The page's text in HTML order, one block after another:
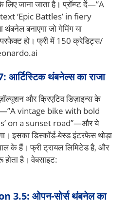
जाना जाता है। प्रॉम्प्ट दें—”A
‘Epic Battles’ in fiery
बनाएगा जो गेमिंग या
हो। फ्री में 150 क्रेडिट्स/
थंबनेल्स का राजा
और क्रिएटिव डिज़ाइन्स के
vintage bike with bold
on a sunset road”—और ये
इसका डिस्कॉर्ड-बेस्ड इंटरफेस थोड़ा
के हैं। फ्री ट्रायल लिमिटेड है, और
है। वेबसाइट:
3.5: ओपन-सोर्स थंबनेल का